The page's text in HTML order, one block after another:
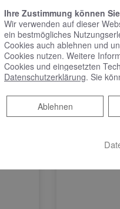
Ihre Zustimmung können
Wir verwenden auf dieser
ein bestmögliches
Cookies auch ablehnen und
Cookies nutzen. Weitere
Cookies und eingesetzten
Datenschutzerklärung. Sie
Ablehnen
Ablehnen